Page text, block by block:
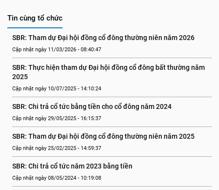
Tin cùng tổ chức
SBR: Tham dự Đại hội đồng cổ đông thường niên năm 2026
Cập nhật ngày 11/03/2026 - 08:40:47
SBR: Thực hiện tham dự Đại hội đồng cổ đông bất thường năm
2025
Cập nhật ngày 10/07/2025 - 14:10:24
SBR: Chi trả cổ tức bằng tiền cho cổ đông năm 2024
Cập nhật ngày 29/05/2025 - 16:15:37
SBR: Tham dự Đại hội đồng cổ đông thường niên năm 2025
Cập nhật ngày 25/02/2025 - 14:59:37
SBR: Chi trả cổ tức năm 2023 bằng tiền
Cập nhật ngày 08/05/2024 - 10:19:08